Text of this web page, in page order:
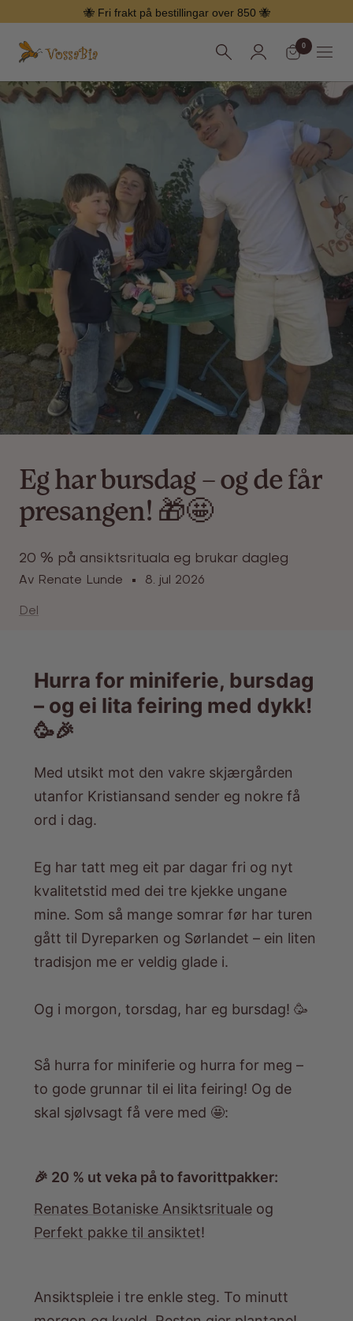
🐝 Fri frakt på bestillingar over 850 🐝
Meny
Vossabia 0
Eg har bursdag – og de får
presangen! 🎁🤩
20 % på ansiktsrituala eg brukar dagleg
Av Renate Lunde 8. jul 2026
Del
Hurra for miniferie, bursdag
– og ei lita feiring med dykk!
🥳🎉
Med utsikt mot den vakre skjærgården
utanfor Kristiansand sender eg nokre få
ord i dag.
​Eg har tatt meg eit par dagar fri og nyt
kvalitetstid med dei tre kjekke ungane
mine. Som så mange somrar før har turen
gått til Dyreparken og Sørlandet – ein liten
tradisjon me er veldig glade i.
Og i morgon, torsdag, har eg bursdag! 🥳
Så hurra for miniferie og hurra for meg –
to gode grunnar til ei lita feiring! Og de
skal sjølvsagt få vere med 🤩:
🎉 20 % ut veka på to favorittpakker:
Renates Botaniske Ansiktsritualeog
Perfekt pakke til ansiktet!
Ansiktspleie i tre enkle steg. To minutt